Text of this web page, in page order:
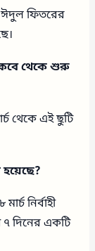
ঈদুল ফিতরের
কবে থেকে শুরু
থেকে এই ছুটি
হয়েছে?
নির্বাহী
৭ দিনের একটি